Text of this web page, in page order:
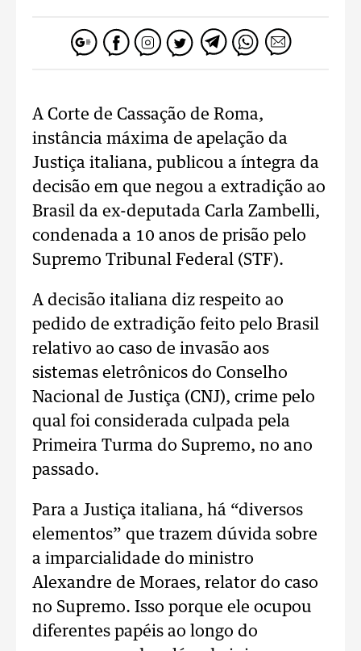
A Corte de Cassação de Roma,
instância máxima de apelação da
Justiça italiana, publicou a íntegra da
decisão em que negou a extradição ao
Brasil da ex-deputada Carla Zambelli,
condenada a 10 anos de prisão pelo
Supremo Tribunal Federal (STF).
A decisão italiana diz respeito ao
pedido de extradição feito pelo Brasil
relativo ao caso de invasão aos
sistemas eletrônicos do Conselho
Nacional de Justiça (CNJ), crime pelo
qual foi considerada culpada pela
Primeira Turma do Supremo, no ano
passado.
Para a Justiça italiana, há “diversos
elementos” que trazem dúvida sobre
a imparcialidade do ministro
Alexandre de Moraes, relator do caso
no Supremo. Isso porque ele ocupou
diferentes papéis ao longo do